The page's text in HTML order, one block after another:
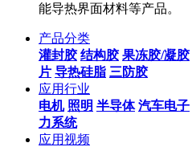
能导热界面材料等产品。
产品分类
灌封胶 结构胶 果冻胶/凝胶
片 导热硅脂 三防胶
应用行业
电机 照明 半导体 汽车电子
力系统
应用视频